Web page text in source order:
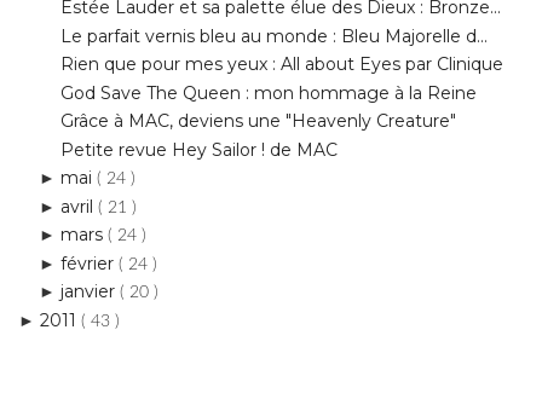
God Save The Queen : mon hommage à la Reine
Grâce à MAC, deviens une "Heavenly Creature"
Petite revue Hey Sailor ! de MAC
mai ( 24 )
avril( 21 )
mars( 24 )
► février( 24 )
► janvier( 20 )
2011( 43 )